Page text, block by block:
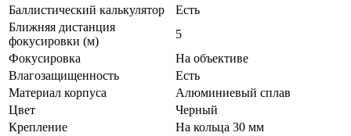
Баллистический калькулятор
Есть
Ближняя дистанция
фокусировки (м)
5
Фокусировка
На объективе
Влагозащищенность
Есть
Материал корпуса
Алюминиевый сплав
Цвет
Черный
Крепление
На кольца 30 мм